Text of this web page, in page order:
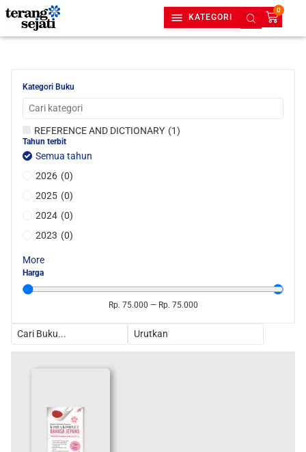
KATEGORI
0
Kategori Buku
REFERENCE AND DICTIONARY (1)
Tahun terbit
Semua tahun
2026 (0)
2025 (0)
2024 (0)
2023 (0)
More
Harga
Rp. 75.000 — Rp. 75.000